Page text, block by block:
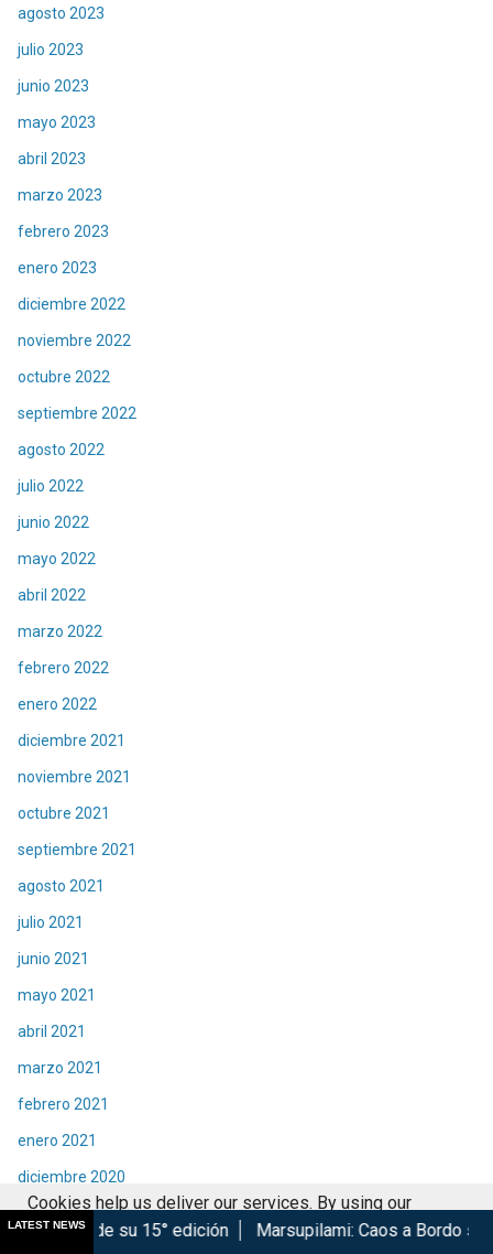
agosto 2023
julio 2023
junio 2023
mayo 2023
abril 2023
marzo 2023
febrero 2023
enero 2023
diciembre 2022
noviembre 2022
octubre 2022
septiembre 2022
agosto 2022
julio 2022
junio 2022
mayo 2022
abril 2022
marzo 2022
febrero 2022
enero 2022
diciembre 2021
noviembre 2021
octubre 2021
septiembre 2021
agosto 2021
julio 2021
junio 2021
mayo 2021
abril 2021
marzo 2021
febrero 2021
enero 2021
diciembre 2020
noviembre 2020
LATEST NEWS
edición Marsupilami: Caos a Bordo se estrena en
Cookies help us deliver our services. By using our
services, you agree to our use of cookies.
Got it